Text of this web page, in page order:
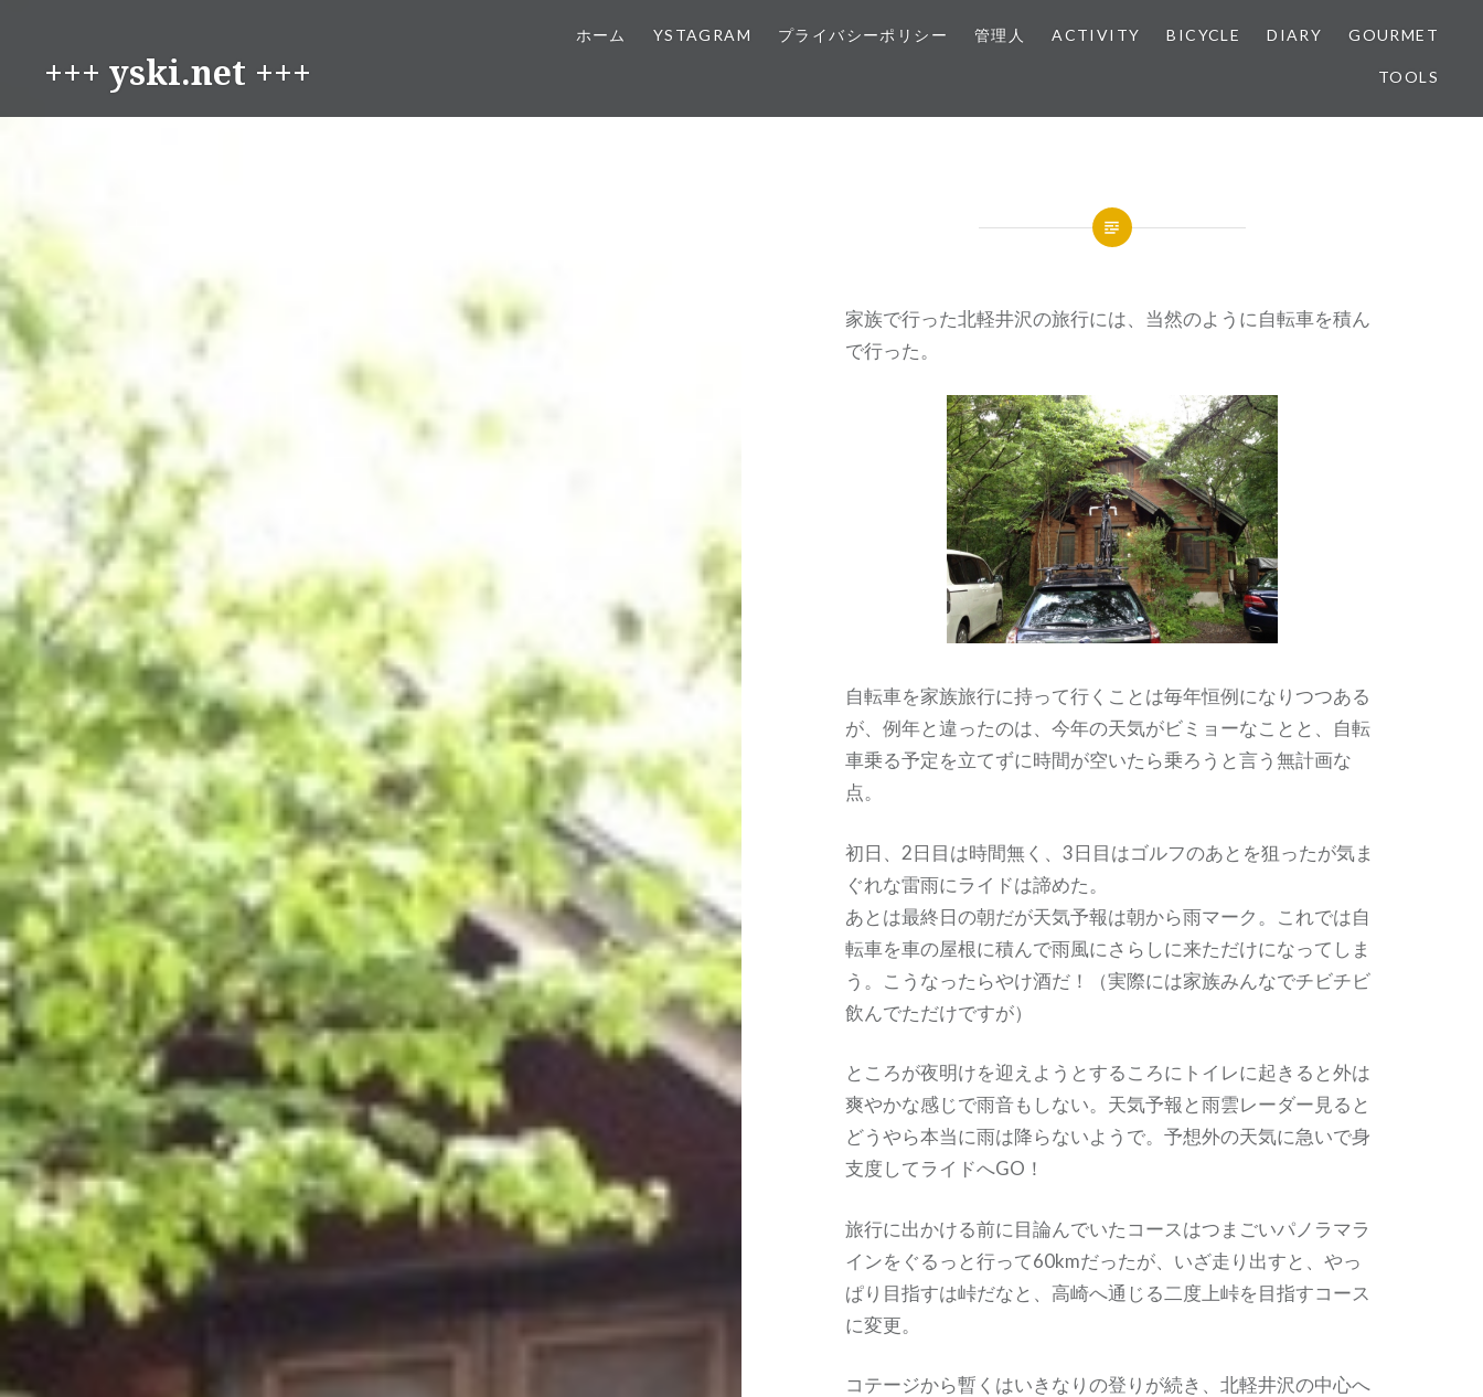
ッ
プ
+++ yski.net +++
ホーム YSTAGRAM プライバシーポリシー 管理人 ACTIVITY BICYCLE DIARY GOURMET
TOOLS
家族で行った北軽井沢の旅行には、当然のように自転車を積ん
で行った。
自転車を家族旅行に持って行くことは毎年恒例になりつつある
が、例年と違ったのは、今年の天気がビミョーなことと、自転
車乗る予定を立てずに時間が空いたら乗ろうと言う無計画な
点。
初日、2日目は時間無く、3日目はゴルフのあとを狙ったが気ま
ぐれな雷雨にライドは諦めた。
あとは最終日の朝だが天気予報は朝から雨マーク。これでは自
転車を車の屋根に積んで雨風にさらしに来ただけになってしま
う。こうなったらやけ酒だ！（実際には家族みんなでチビチビ
飲んでただけですが）
ところが夜明けを迎えようとするころにトイレに起きると外は
爽やかな感じで雨音もしない。天気予報と雨雲レーダー見ると
どうやら本当に雨は降らないようで。予想外の天気に急いで身
支度してライドへGO！
旅行に出かける前に目論んでいたコースはつまごいパノラマラ
インをぐるっと行って60kmだったが、いざ走り出すと、やっ
ぱり目指すは峠だなと、高崎へ通じる二度上峠を目指すコース
に変更。
コテージから暫くはいきなりの登りが続き、北軽井沢の中心へ